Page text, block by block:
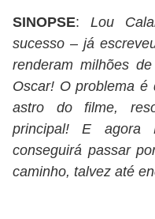
SINOPSE:Lou
sucesso – já
renderam milhões
Oscar! O problema é
astro do filme,
principal! E agora
conseguirá passar
caminho, talvez até